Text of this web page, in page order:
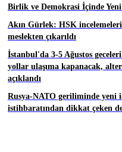
Birlik ve Demokrasi İçinde
Akın Gürlek: HSK
meslekten çıkarıldı
İstanbul'da 3-5 Ağustos
yollar ulaşıma kapanacak,
açıklandı
Rusya-NATO geriliminde
istihbaratından dikkat çeken